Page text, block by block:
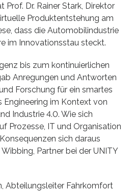
Prof. Dr. Rainer Stark, Direktor
Produktentstehung am
dass die Automobilindustrie
im Innovationsstau steckt.
bis zum kontinuierlichen
Anregungen und Antworten
Forschung für ein smartes
Engineering im Kontext von
Industrie 4.0. Wie sich
Prozesse, IT und Organisation
sich daraus
Partner bei der UNITY
Abteilungsleiter Fahrkomfort